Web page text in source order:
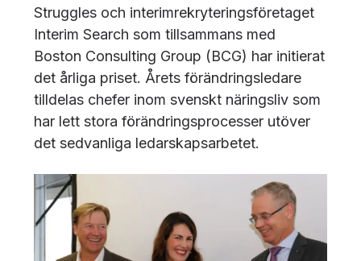
Struggles och interimrekryteringsföretaget
Interim Search som tillsammans med
Boston Consulting Group (BCG) har initierat
det årliga priset. Årets förändringsledare
tilldelas chefer inom svenskt näringsliv som
har lett stora förändringsprocesser utöver
det sedvanliga ledarskapsarbetet.